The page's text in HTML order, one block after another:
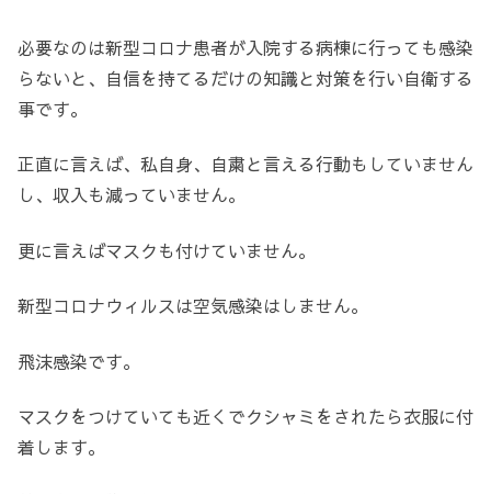
必要なのは新型コロナ患者が入院する病棟に行っても感染
らないと、自信を持てるだけの知識と対策を行い自衛する
事です。
正直に言えば、私自身、自粛と言える行動もしていません
し、収入も減っていません。
更に言えばマスクも付けていません。
新型コロナウィルスは空気感染はしません。
飛沫感染です。
マスクをつけていても近くでクシャミをされたら衣服に付
着します。